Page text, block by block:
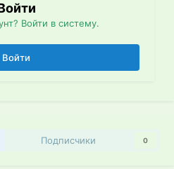
Войти в систему.
Войти
Подписчики 0